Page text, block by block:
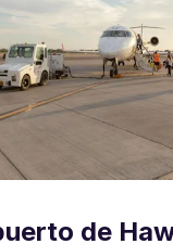
de